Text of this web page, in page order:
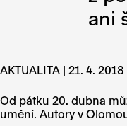
ani
AKTUALITA | 21. 4. 2018
Od pátku 20. dubna
umění. Autory v